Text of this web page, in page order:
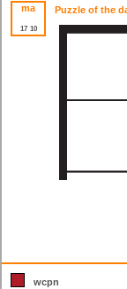
ma
17 10
Puzzle of the
wcpn